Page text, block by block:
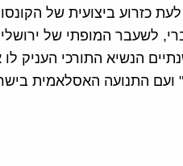
כזרוע ביצועית של
לשעבר המופתי של
הנשיא התורכי העניק
ועם התנועה האסלאמית